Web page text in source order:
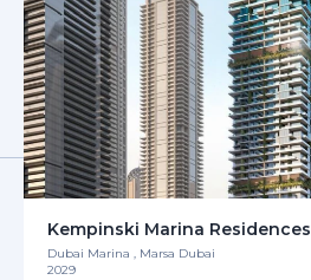
Kempinski Marina Residences
Dubai Marina , Marsa Dubai
2029